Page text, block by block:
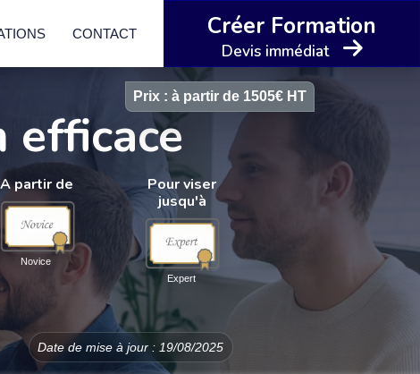
CONTACT Créer Formation
Devis immédiat
efficace
Prix : à partir de 1505€ HT
A partir de
Novice
Pour viser
jusqu'à
Expert
Date de mise à jour : 19/08/2025